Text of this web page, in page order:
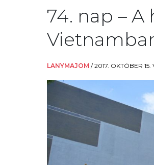
74. nap –
LANYMAJOM /2017. OKTÓBER